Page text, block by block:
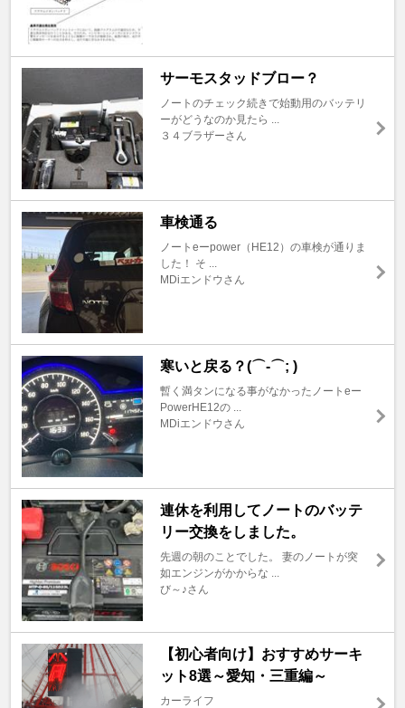
サーモスタッドブロー？
ノートのチェック続きで始動用のバッテリ
ーがどうなのか見たら ...
３４ブラザーさん
車検通る
ノートeーpower（HE12）の車検が通りま
した！ そ ...
MDiエンドウさん
寒いと戻る？(⌒-⌒; )
暫く満タンになる事がなかったノートeー
PowerHE12の ...
MDiエンドウさん
連休を利用してノートのバッテ
リー交換をしました。
先週の朝のことでした。 妻のノートが突
如エンジンがかからな ...
び～♪さん
【初心者向け】おすすめサーキ
ット8選～愛知・三重編～
カーライフ